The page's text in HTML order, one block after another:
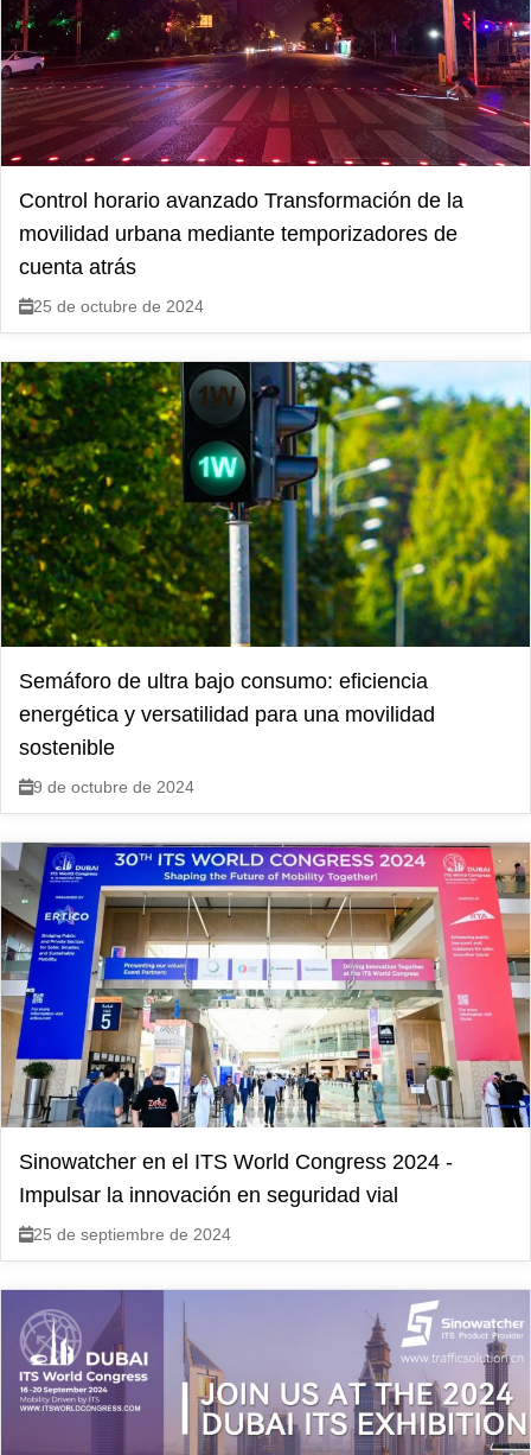
Control horario avanzado Transformación de la
movilidad urbana mediante temporizadores de
cuenta atrás
25 de octubre de 2024
Semáforo de ultra bajo consumo: eficiencia
energética y versatilidad para una movilidad
sostenible
9 de octubre de 2024
Sinowatcher en el ITS World Congress 2024 -
Impulsar la innovación en seguridad vial
25 de septiembre de 2024